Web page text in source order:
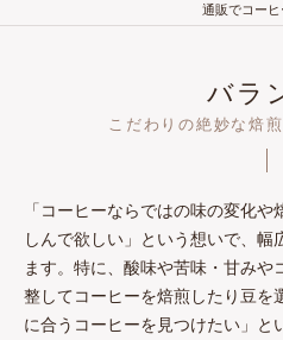
通販でコーヒ
バラ
こだわりの絶妙な焙
「コーヒーならではの味の変化
しんで欲しい」という想いで、
ます。特に、酸味や苦味・甘み
整してコーヒーを焙煎したり豆を
に合うコーヒーを見つけたい」と